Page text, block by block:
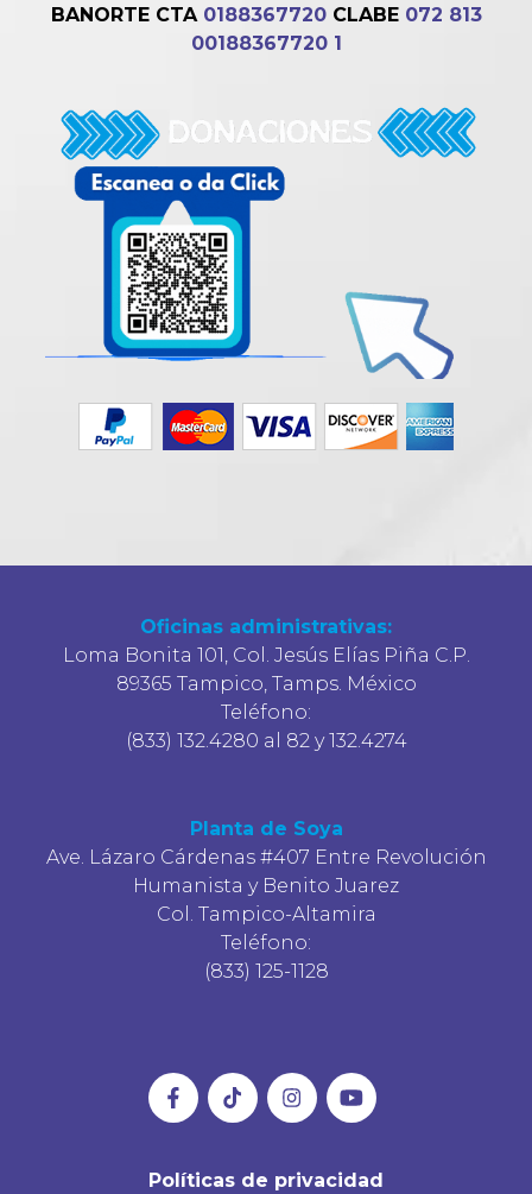
BANORTE CTA 0188367720CLABE 072 813
00188367720 1
Oficinas administrativas:
Loma Bonita 101, Col. Jesús Elías Piña C.P.
89365 Tampico, Tamps. México
Teléfono:
(833) 132.4280 al 82 y 132.4274
Planta de Soya
Ave. Lázaro Cárdenas #407 Entre Revolución
Humanista y Benito Juarez
Col. Tampico-Altamira
Teléfono:
(833) 125-1128
Políticas de privacidad